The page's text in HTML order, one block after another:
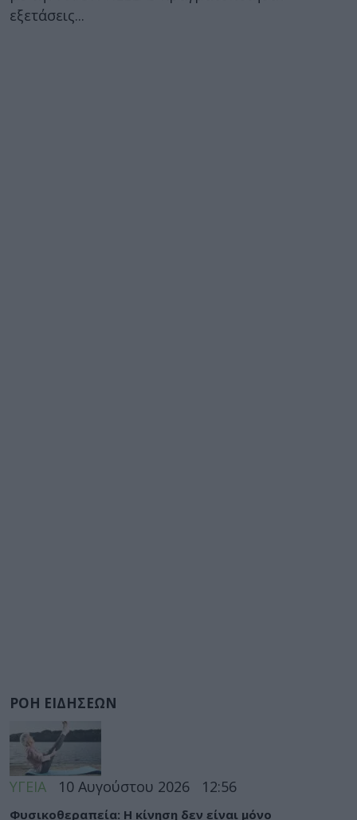
εξετάσεις...
ΡΟΗ ΕΙΔΗΣΕΩΝ
ΥΓΕΙΑ 10 Αυγούστου 2026 12:56
Φυσικοθεραπεία: Η κίνηση δεν είναι μόνο